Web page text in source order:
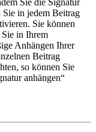
Sie die Signatur
Sie in jedem Beitrag
Sie können
in Ihrem
Anhängen Ihrer
Beitrag
so können Sie
anhängen“